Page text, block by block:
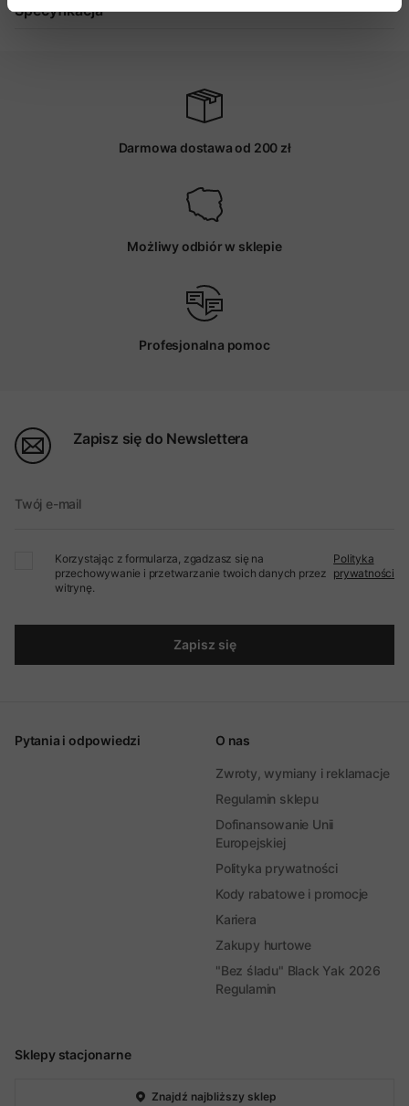
Specyfikacja
Darmowa dostawa od 200 zł
Możliwy odbiór w sklepie
Profesjonalna pomoc
Zapisz się do Newslettera
Twój e-mail
Korzystając z formularza, zgadzasz się na
przechowywanie i przetwarzanie twoich danych przez
witrynę.
Polityka
prywatności
Zapisz się
Sklepy stacjonarne
Znajdź najbliższy sklep
Pytania i odpowiedzi O nas
Zwroty, wymiany i reklamacje
Regulamin sklepu
Dofinansowanie Unii
Europejskiej
Polityka prywatności
Kody rabatowe i promocje
Kariera
Zakupy hurtowe
"Bez śladu" Black Yak 2026
Regulamin